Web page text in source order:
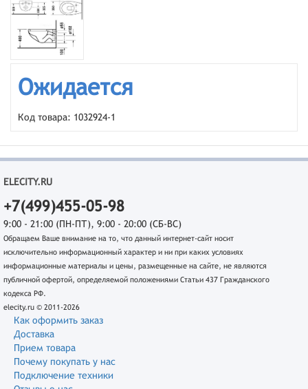
Ожидается
Код товара: 1032924-1
ELECITY.RU
+7(499)455-05-98
9:00 - 21:00 (ПН-ПТ), 9:00 - 20:00 (СБ-ВС)
Обращаем Ваше внимание на то, что данный интернет-сайт носит
исключительно информационный характер и ни при каких условиях
информационные материалы и цены, размещенные на сайте, не являются
публичной офертой, определяемой положениями Статьи 437 Гражданского
кодекса РФ.
elecity.ru © 2011-2026
Как оформить заказ
Доставка
Прием товара
Почему покупать у нас
Подключение техники